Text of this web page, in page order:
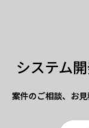
システム
案件のご相談、お見